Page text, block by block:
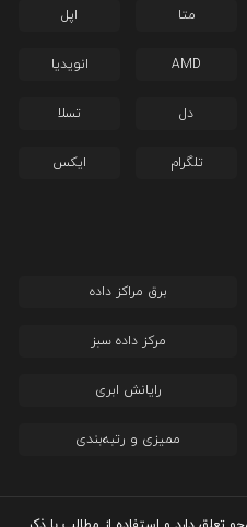
متا اپل
AMD انویدیا
دل تسلا
تلگرام ایکس
برق مراکز داده
مرکز داده سبز
رایانش ابری
ممیزی و رتبه‌بندی